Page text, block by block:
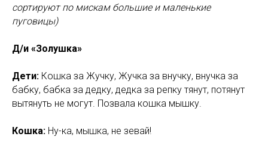
сортируют по мискам большие и маленькие
пуговицы)
Д/и «Золушка»
Дети: Кошка за Жучку, Жучка за внучку, внучка за
бабку, бабка за дедку, дедка за репку тянут, потянут
вытянуть не могут. Позвала кошка мышку.
Кошка: Ну-ка, мышка, не зевай!